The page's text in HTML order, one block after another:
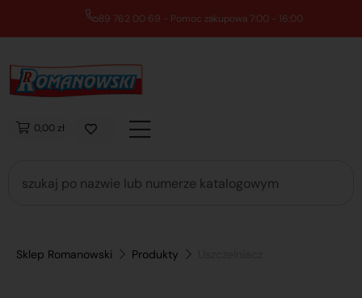
89 762 00 69 - Pomoc zakupowa 7:00 - 16:00
0,00 zł
Sklep Romanowski Produkty